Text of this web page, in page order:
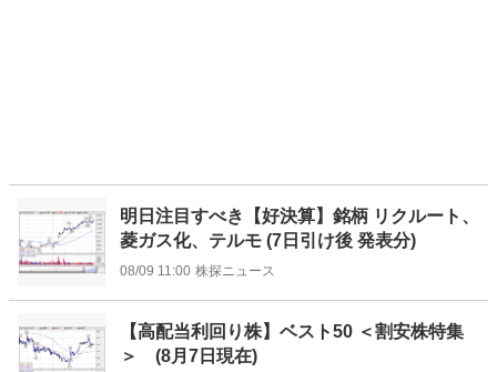
明日注目すべき【好決算】銘柄 リクルート、
菱ガス化、テルモ (7日引け後 発表分)
08/09 11:00 株探ニュース
【高配当利回り株】ベスト50 ＜割安株特集
＞ (8月7日現在)